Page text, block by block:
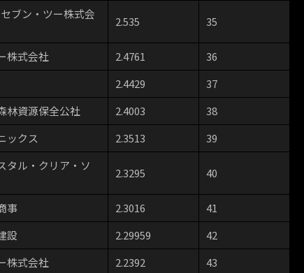
ブン・ツー株式会
2.535 35
株式会社 2.4761
36
2.4429
37
林資源保全公社 2.4003
38
ックス 2.3513 39
タル・クリア・ソ
2.3295 40
事 2.3016
41
設 2.29959
42
株式会社 2.2392
43